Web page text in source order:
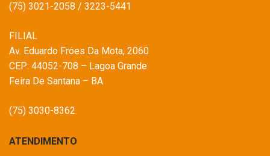
(75) 3021-2058 / 3223-5441
FILIAL
Av. Eduardo Fróes Da Mota, 2060
CEP: 44052-708 – Lagoa Grande
Feira De Santana – BA
(75) 3030-8362
ATENDIMENTO